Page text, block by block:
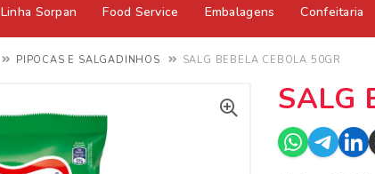
Linha Sorpan Food Service Embalagens Confeitaria
PIPOCAS E SALGADINHOS SALG BEBELA CEBOLA 50GR
SALG